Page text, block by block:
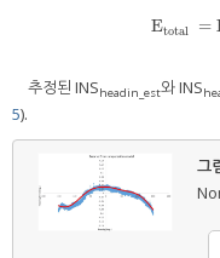
Etotal =
Etotal= E
추정된 INSheadin_est와 INS
5).
그